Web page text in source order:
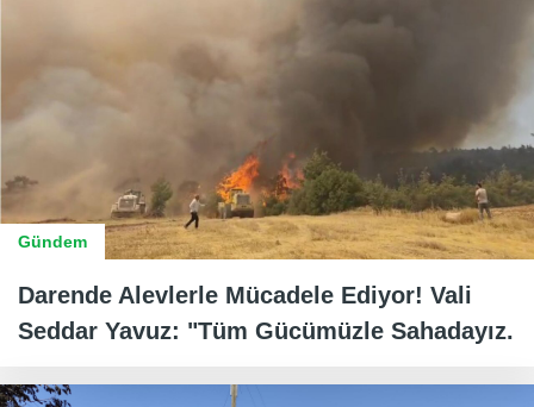
Gündem
Darende Alevlerle Mücadele Ediyor! Vali
Seddar Yavuz: "Tüm Gücümüzle Sahadayız.